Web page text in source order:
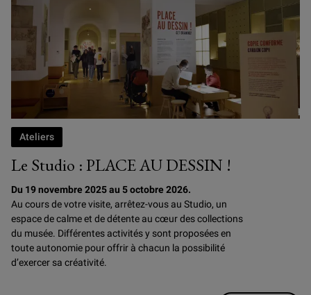
Le Studio : PLACE AU DESSIN !
Ateliers
Du 19 novembre 2025 au 5 octobre 2026.
Au cours de votre visite, arrêtez-vous au Studio, un
espace de calme et de détente au cœur des collections
du musée. Différentes activités y sont proposées en
toute autonomie pour offrir à chacun la possibilité
d’exercer sa créativité.